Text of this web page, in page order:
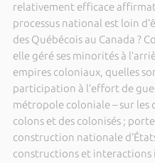
relativement efficace
processus national est loin
des Québécois au Canada ?
elle géré ses minorités à
empires coloniaux, quelles
participation à l’effort de
métropole coloniale – sur
colons et des colonisés ;
construction nationale
constructions et interactions